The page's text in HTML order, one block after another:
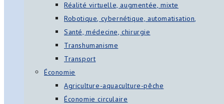
Réalité virtuelle, augmentée, mixte
Robotique, cybernétique, automatisation,
Santé, médecine, chirurgie
Transhumanisme
Transport
Économie
Agriculture-aquaculture-pêche
Économie circulaire